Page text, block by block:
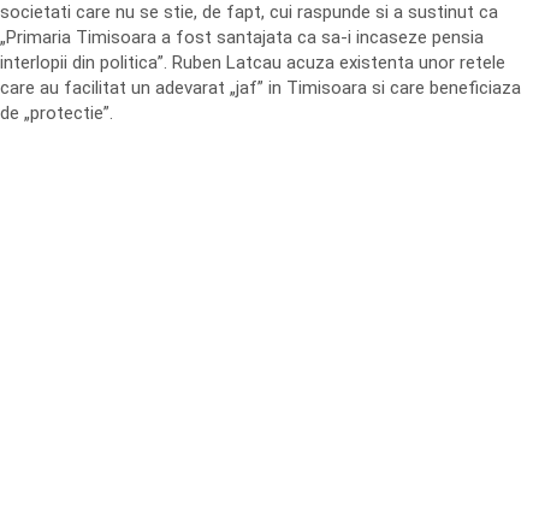
societati care nu se stie, de fapt, cui raspunde si a sustinut ca
„Primaria Timisoara a fost santajata ca sa-i incaseze pensia
interlopii din politica”. Ruben Latcau acuza existenta unor retele
care au facilitat un adevarat „jaf” in Timisoara si care beneficiaza
de „protectie”.